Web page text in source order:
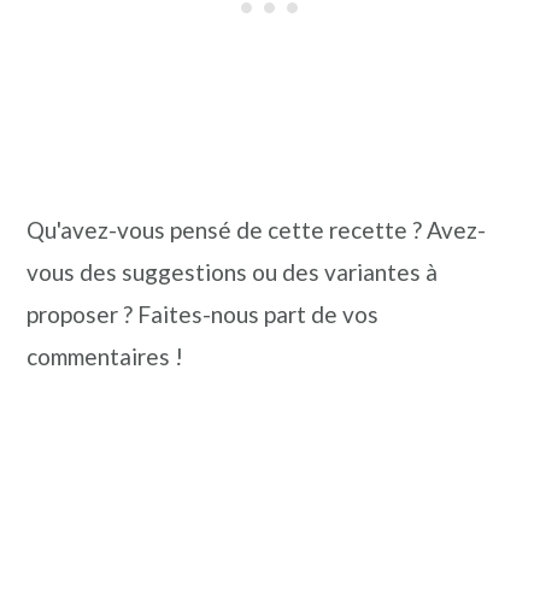
Qu'avez-vous pensé de cette recette ? Avez-
vous des suggestions ou des variantes à
proposer ? Faites-nous part de vos
commentaires !